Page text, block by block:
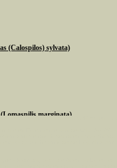
(Calospilos) sylvata)
(Lomaspilis marginata)